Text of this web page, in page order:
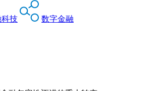
技
数字金融